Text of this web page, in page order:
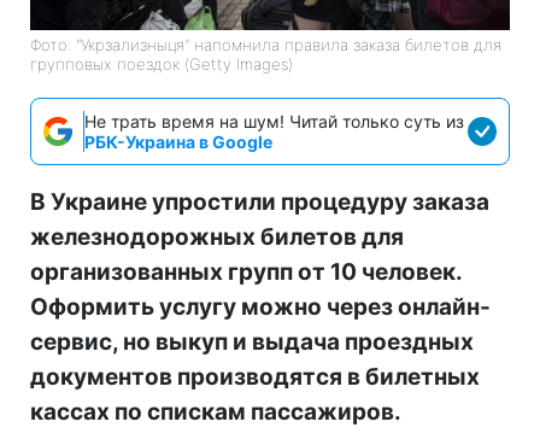
Фото: "Укрзализныця" напомнила правила заказа билетов для
групповых поездок (Getty Images)
Не трать время на шум! Читай только суть из
РБК-Украина в Google
В Украине упростили процедуру заказа
железнодорожных билетов для
организованных групп от 10 человек.
Оформить услугу можно через онлайн-
сервис, но выкуп и выдача проездных
документов производятся в билетных
кассах по спискам пассажиров.